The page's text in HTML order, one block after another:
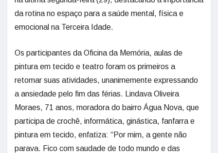
da rotina no espaço para a saúde mental, física e
emocional na Terceira Idade.
Os participantes da Oficina da Memória, aulas de
pintura em tecido e teatro foram os primeiros a
retomar suas atividades, unanimemente expressando
a ansiedade pelo fim das férias. Lindava Oliveira
Moraes, 71 anos, moradora do bairro Água Nova, que
participa de crochê, informática, ginástica, fanfarra e
pintura em tecido, enfatiza: “Por mim, a gente não
parava. Fico com saudade de todo mundo e das